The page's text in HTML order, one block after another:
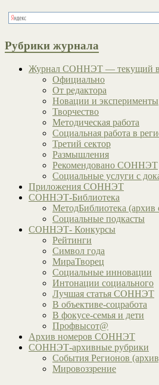
Рубрики журнала
Журнал СОННЭТ — текущий
Официально
От редактора
Новации и эксперименты
Творчество
Методическая работа
Социальная работа в
Третий сектор
Размышления
Рекомендовано СОННЭТ
Социальные услуги с
Приложения СОННЭТ
СОННЭТ-Библиотека
МетодБиблиотека (архив
Социальные подкасты
СОННЭТ- Конкурсы
Рейтинги
Символ года
МираТворец
Социальные инновации
Интонации социального
Лучшая статья СОННЭТ
В объективе-соцработа
В фокусе-семья и дети
Профвысот@
Архив номеров СОННЭТ
СОННЭТ-архивные рубрики
События Регионов
Мировоззрение